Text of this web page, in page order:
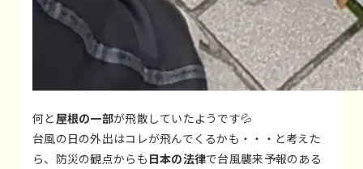
何と 屋根の一部が飛散していたようです💦
台風の日の外出はコレが飛んでくるかも・・・と考えた
ら、防災の観点からも 日本の法律で台風襲来予報のある